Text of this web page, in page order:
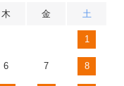
木 金 土
1
6 7 8